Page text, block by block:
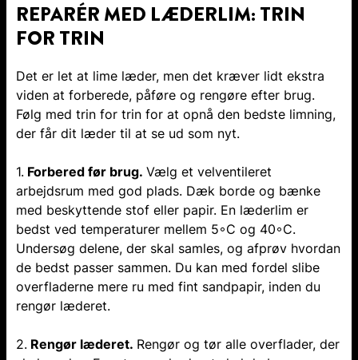
REPARÉR MED LÆDERLIM: TRIN
FOR TRIN
Det er let at lime læder, men det kræver lidt ekstra
viden at forberede, påføre og rengøre efter brug.
Følg med trin for trin for at opnå den bedste limning,
der får dit læder til at se ud som nyt.
1. Forbered før brug. Vælg et velventileret
arbejdsrum med god plads. Dæk borde og bænke
med beskyttende stof eller papir. En læderlim er
bedst ved temperaturer mellem 5◦C og 40◦C.
Undersøg delene, der skal samles, og afprøv hvordan
de bedst passer sammen. Du kan med fordel slibe
overfladerne mere ru med fint sandpapir, inden du
rengør læderet.
2. Rengør læderet. Rengør og tør alle overflader, der